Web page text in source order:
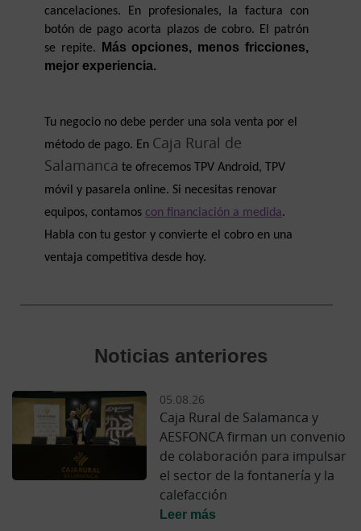
cancelaciones. En profesionales, la factura con
botón de pago acorta plazos de cobro. El patrón
se repite. Más opciones, menos fricciones,
mejor experiencia.
Tu negocio no debe perder una sola venta por el
método de pago. En Caja Rural de
Salamanca te ofrecemos TPV Android, TPV
móvil y pasarela online. Si necesitas renovar
equipos, contamos con financiación a medida.
Habla con tu gestor y convierte el cobro en una
ventaja competitiva desde hoy.
Noticias anteriores
05.08.26
Caja Rural de Salamanca y
AESFONCA firman un convenio
de colaboración para impulsar
el sector de la fontanería y la
calefacción
Leer más